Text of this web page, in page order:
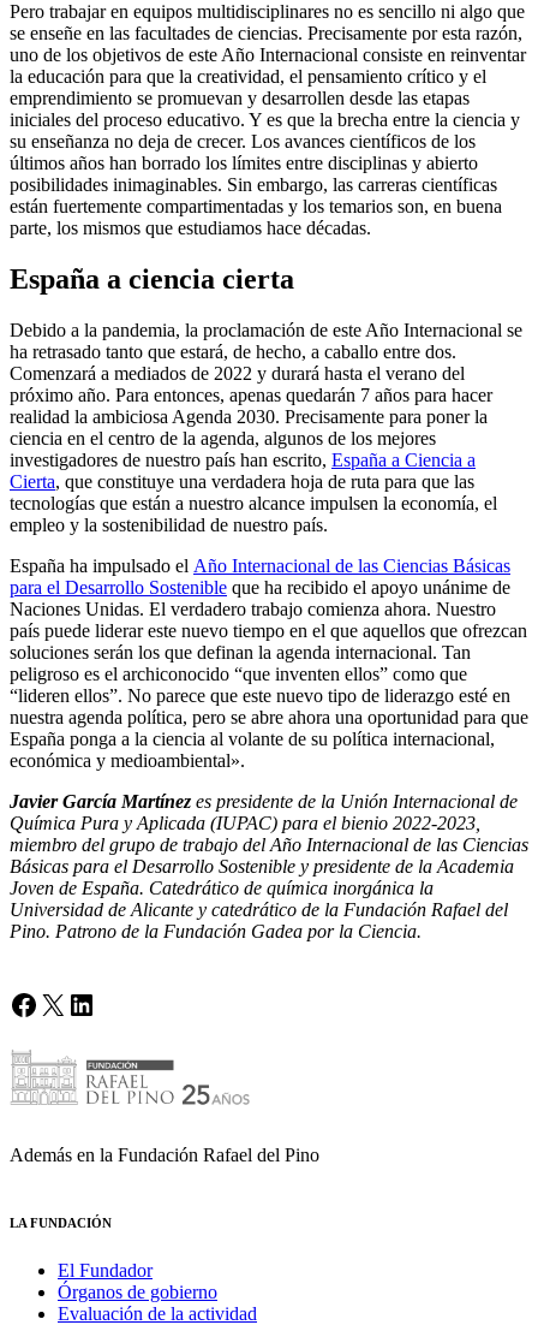
Pero trabajar en equipos multidisciplinares no es sencillo ni algo que
se enseñe en las facultades de ciencias. Precisamente por esta razón,
uno de los objetivos de este Año Internacional consiste en reinventar
la educación para que la creatividad, el pensamiento crítico y el
emprendimiento se promuevan y desarrollen desde las etapas
iniciales del proceso educativo. Y es que la brecha entre la ciencia y
su enseñanza no deja de crecer. Los avances científicos de los
últimos años han borrado los límites entre disciplinas y abierto
posibilidades inimaginables. Sin embargo, las carreras científicas
están fuertemente compartimentadas y los temarios son, en buena
parte, los mismos que estudiamos hace décadas.
España a ciencia cierta
Debido a la pandemia, la proclamación de este Año Internacional se
ha retrasado tanto que estará, de hecho, a caballo entre dos.
Comenzará a mediados de 2022 y durará hasta el verano del
próximo año. Para entonces, apenas quedarán 7 años para hacer
realidad la ambiciosa Agenda 2030. Precisamente para poner la
ciencia en el centro de la agenda, algunos de los mejores
investigadores de nuestro país han escrito, España a Ciencia a
Cierta, que constituye una verdadera hoja de ruta para que las
tecnologías que están a nuestro alcance impulsen la economía, el
empleo y la sostenibilidad de nuestro país.
España ha impulsado el Año Internacional de las Ciencias Básicas
para el Desarrollo Sostenible que ha recibido el apoyo unánime de
Naciones Unidas. El verdadero trabajo comienza ahora. Nuestro
país puede liderar este nuevo tiempo en el que aquellos que ofrezcan
soluciones serán los que definan la agenda internacional. Tan
peligroso es el archiconocido “que inventen ellos” como que
“lideren ellos”. No parece que este nuevo tipo de liderazgo esté en
nuestra agenda política, pero se abre ahora una oportunidad para que
España ponga a la ciencia al volante de su política internacional,
económica y medioambiental».
Javier García Martínez es presidente de la Unión Internacional de
Química Pura y Aplicada (IUPAC) para el bienio 2022-2023,
miembro del grupo de trabajo del Año Internacional de las Ciencias
Básicas para el Desarrollo Sostenible y presidente de la Academia
Joven de España. Catedrático de química inorgánica la
Universidad de Alicante y catedrático de la Fundación Rafael del
Pino. Patrono de la Fundación Gadea por la Ciencia.
Facebook
X LinkedIn
Además en la Fundación Rafael del Pino
LA FUNDACIÓN
El Fundador
Órganos de gobierno
Evaluación de la actividad